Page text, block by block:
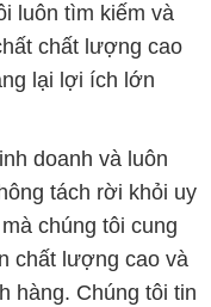
luôn tìm kiếm và
chất lượng cao
lại lợi ích lớn
doanh và luôn
tách rời khỏi uy
chúng tôi cung
chất lượng cao và
hàng. Chúng tôi tin